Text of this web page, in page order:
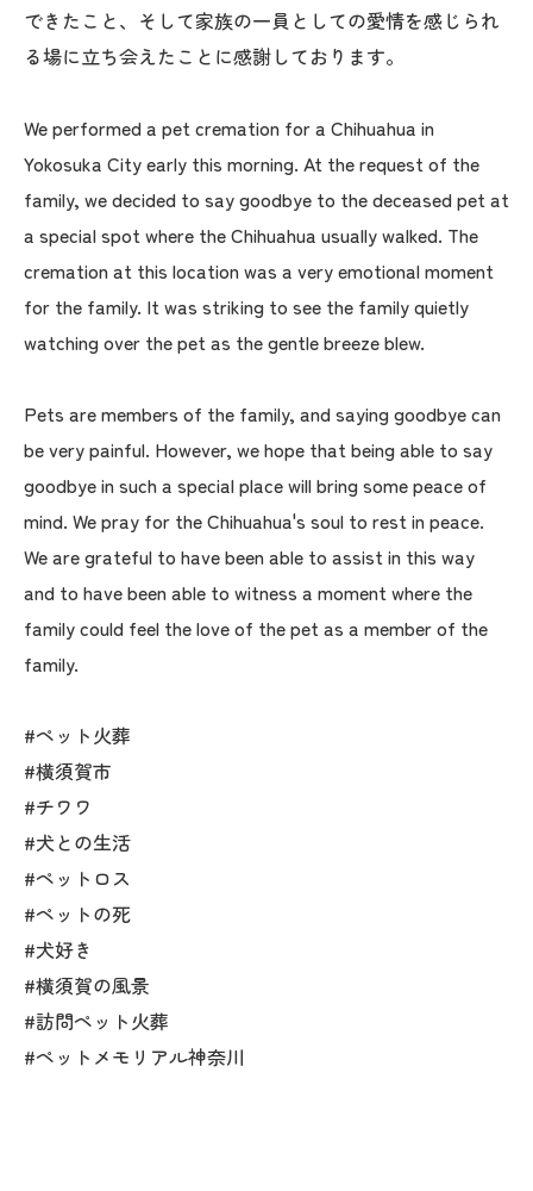
できたこと、そして家族の一員としての愛情を感じられ
る場に立ち会えたことに感謝しております。
We performed a pet cremation for a Chihuahua in
Yokosuka City early this morning. At the request of the
family, we decided to say goodbye to the deceased pet at
a special spot where the Chihuahua usually walked. The
cremation at this location was a very emotional moment
for the family. It was striking to see the family quietly
watching over the pet as the gentle breeze blew.
Pets are members of the family, and saying goodbye can
be very painful. However, we hope that being able to say
goodbye in such a special place will bring some peace of
mind. We pray for the Chihuahua's soul to rest in peace.
We are grateful to have been able to assist in this way
and to have been able to witness a moment where the
family could feel the love of the pet as a member of the
family.
#ペット火葬
#横須賀市
#チワワ
#犬との生活
#ペットロス
#ペットの死
#犬好き
#横須賀の風景
#訪問ペット火葬
#ペットメモリアル神奈川